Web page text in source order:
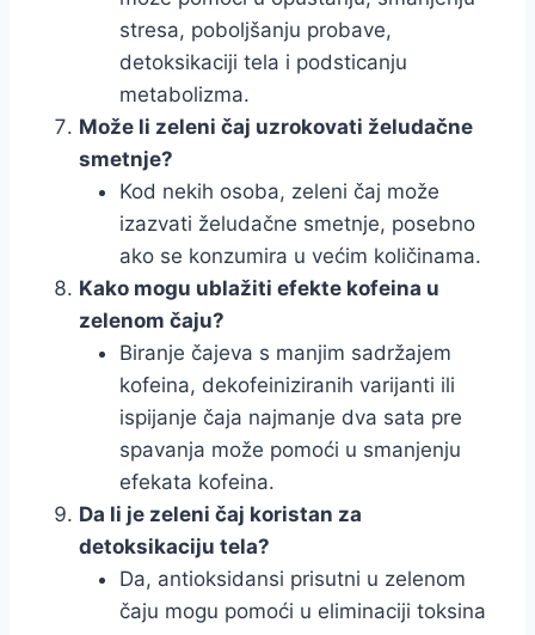
stresa, poboljšanju probave,
detoksikaciji tela i podsticanju
metabolizma.
Može li zeleni čaj uzrokovati želudačne
smetnje?
Kod nekih osoba, zeleni čaj može
izazvati želudačne smetnje, posebno
ako se konzumira u većim količinama.
Kako mogu ublažiti efekte kofeina u
zelenom čaju?
Biranje čajeva s manjim sadržajem
kofeina, dekofeiniziranih varijanti ili
ispijanje čaja najmanje dva sata pre
spavanja može pomoći u smanjenju
efekata kofeina.
Da li je zeleni čaj koristan za
detoksikaciju tela?
Da, antioksidansi prisutni u zelenom
čaju mogu pomoći u eliminaciji toksina